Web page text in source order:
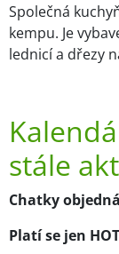
Společná
kempu. Je
lednicí a dřezy
stále
Chatky
Platí se jen